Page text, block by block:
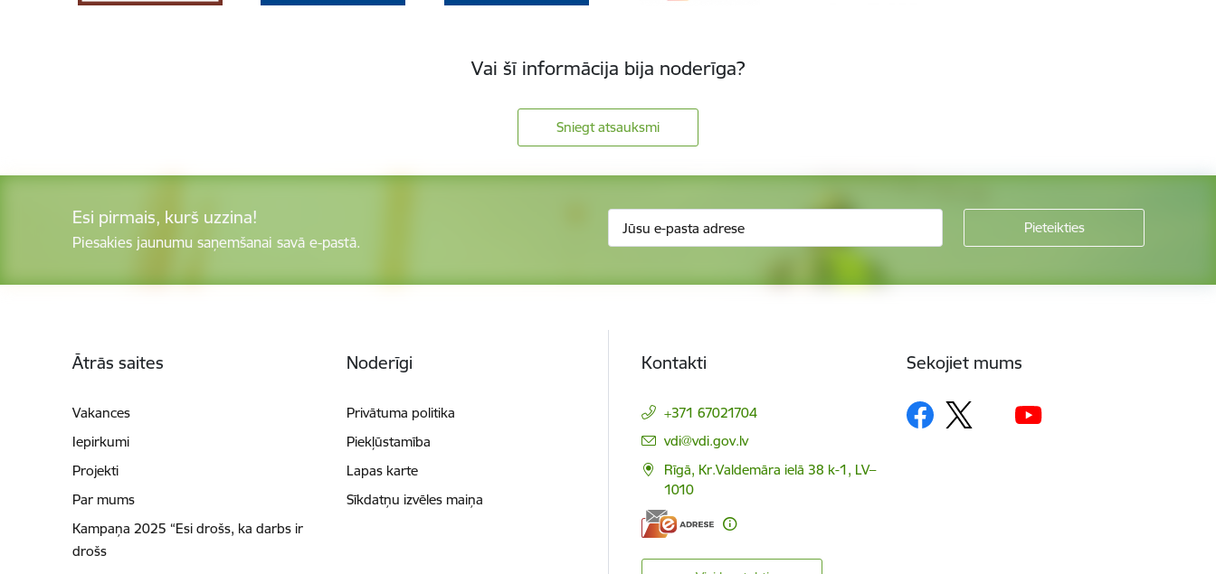
Vai šī informācija bija noderīga?
Sniegt atsauksmi
Esi pirmais, kurš uzzina!
Piesakies jaunumu saņemšanai savā e-pastā.
Ātrās saites
Vakances
Iepirkumi
Projekti
Par mums
Kampaņa 2025 “Esi drošs, ka darbs ir
drošs
Noderīgi
Privātuma politika
Piekļūstamība
Lapas karte
Sīkdatņu izvēles maiņa
Kontakti
+371 67021704
E-pasts:
vdi@vdi.gov.lv
Rīgā, Kr.Valdemāra ielā 38 k-1, LV–
1010
Sekojiet mums